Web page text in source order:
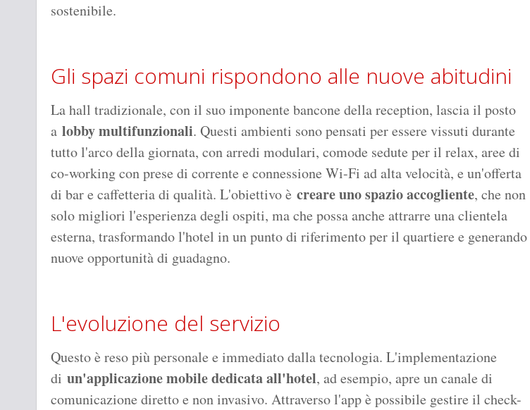
sostenibile.
Gli spazi comuni rispondono alle nuove abitudini
La hall tradizionale, con il suo imponente bancone della reception, lascia il posto
a lobby multifunzionali. Questi ambienti sono pensati per essere vissuti durante
tutto l'arco della giornata, con arredi modulari, comode sedute per il relax, aree di
co-working con prese di corrente e connessione Wi-Fi ad alta velocità, e un'offerta
di bar e caffetteria di qualità. L'obiettivo è creare uno spazio accogliente, che non
solo migliori l'esperienza degli ospiti, ma che possa anche attrarre una clientela
esterna, trasformando l'hotel in un punto di riferimento per il quartiere e generando
nuove opportunità di guadagno.
L'evoluzione del servizio
Questo è reso più personale e immediato dalla tecnologia. L'implementazione
di un'applicazione mobile dedicata all'hotel, ad esempio, apre un canale di
comunicazione diretto e non invasivo. Attraverso l'app è possibile gestire il check-